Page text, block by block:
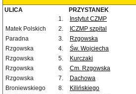
ULICA PRZYSTANEK
1.
Instytut CZMP
Matek Polskich
2. ICZMP szpital
Paradna
3. Rzgowska
Rzgowska
4. Św. Wojciecha
Rzgowska
5. Kurczaki
Rzgowska
6. Cm. Rzgowska
Rzgowska
7. Dachowa
Broniewskiego
8. Kilińskiego